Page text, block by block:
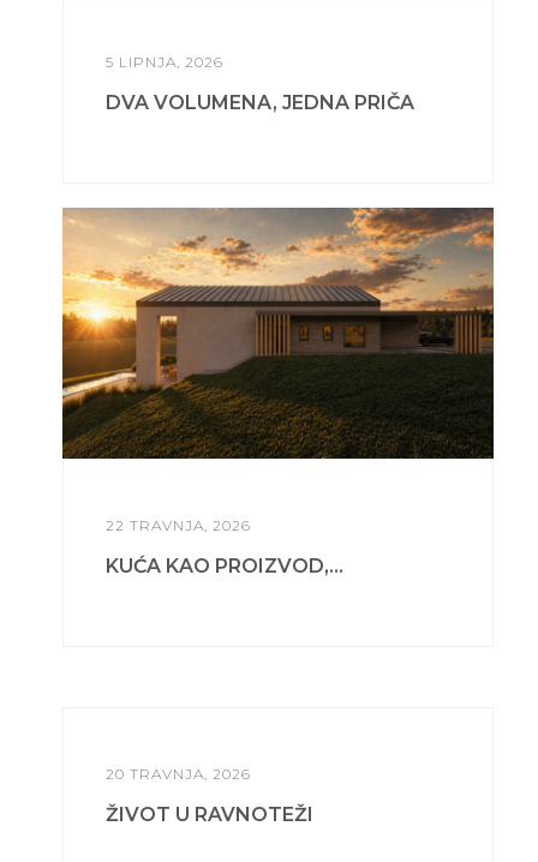
5 LIPNJA, 2026
DVA VOLUMENA, JEDNA PRIČA
22 TRAVNJA, 2026
KUĆA KAO PROIZVOD,...
20 TRAVNJA, 2026
ŽIVOT U RAVNOTEŽI